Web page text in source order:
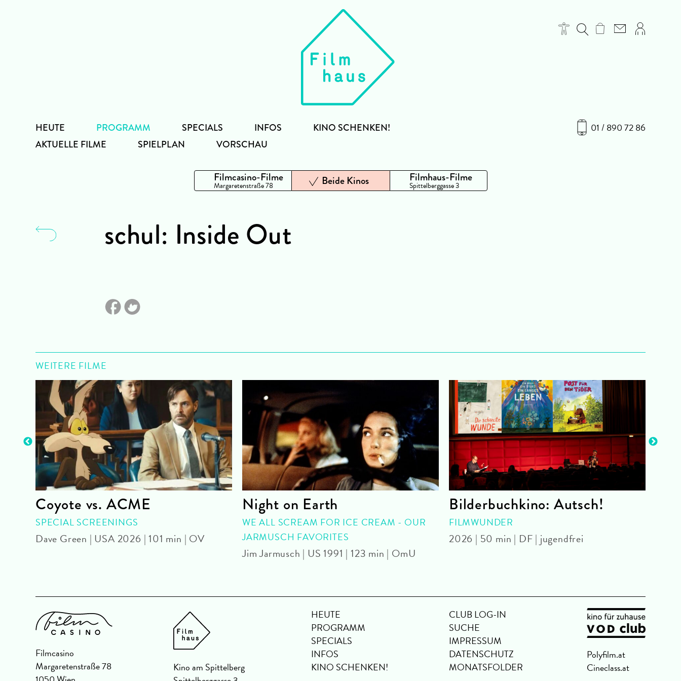
01 / 890 72 86
HEUTE
PROGRAMM
AKTUELLE FILME
SPIELPLAN VORSCHAU
SPECIALS INFOS KINO SCHENKEN!
Filmcasino-Filme
Margaretenstraße 78 Beide Kinos Filmhaus-Filme
Spittelberggasse 3
schul: Inside Out
WEITERE FILME
Coyote vs. ACME
SPECIAL SCREENINGS
Dave Green | USA 2026 | 101 min | OV
Night on Earth
WE ALL SCREAM FOR ICE CREAM - OUR
JARMUSCH FAVORITES
Jim Jarmusch | US 1991 | 123 min | OmU
Bilderbuchkino: Autsch!
FILMWUNDER
2026 | 50 min | DF | jugendfrei
Filmcasino
Margaretenstraße 78
Kino am Spittelberg
HEUTE
PROGRAMM
SPECIALS
INFOS
KINO SCHENKEN!
CLUB LOG-IN
SUCHE
IMPRESSUM
DATENSCHUTZ
MONATSFOLDER
Polyfilm.at
Cineclass.at